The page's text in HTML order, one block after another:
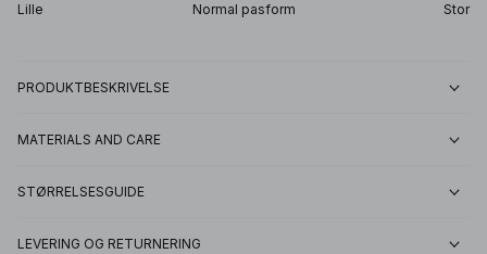
Lille Normal pasform Stor
PRODUKTBESKRIVELSE
MATERIALS AND CARE
STØRRELSESGUIDE
LEVERING OG RETURNERING